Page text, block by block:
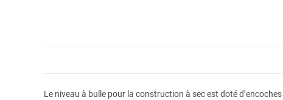
Le niveau à bulle pour la construction à sec est doté